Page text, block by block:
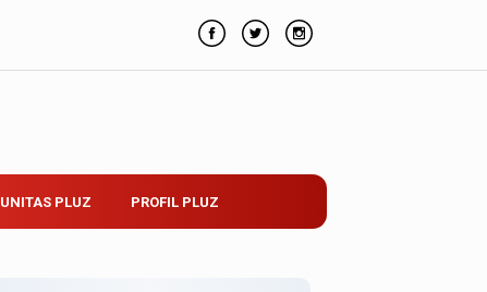
PLUZ PROFIL PLUZ